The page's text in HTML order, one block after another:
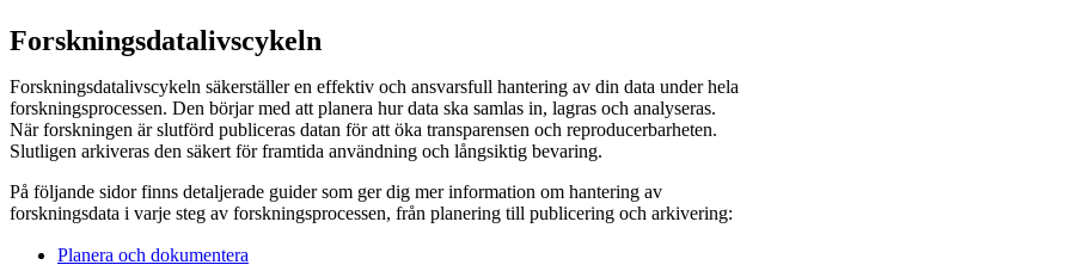
Forskningsdatalivscykeln
Forskningsdatalivscykeln säkerställer en effektiv och ansvarsfull hantering av din data under hela
forskningsprocessen. Den börjar med att planera hur data ska samlas in, lagras och analyseras.
När forskningen är slutförd publiceras datan för att öka transparensen och reproducerbarheten.
Slutligen arkiveras den säkert för framtida användning och långsiktig bevaring.
På följande sidor finns detaljerade guider som ger dig mer information om hantering av
forskningsdata i varje steg av forskningsprocessen, från planering till publicering och arkivering:
Planera och dokumentera